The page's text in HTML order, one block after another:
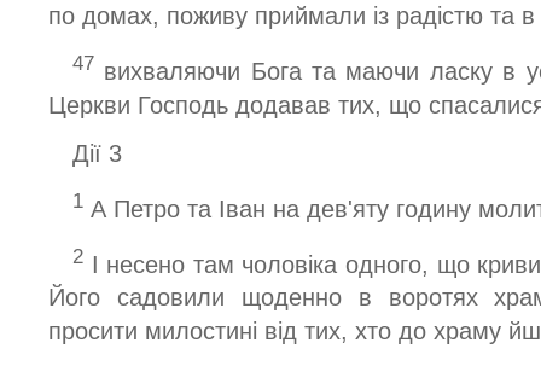
по домах, поживу приймали із радістю та в
47 вихваляючи Бога та маючи ласку в
Церкви Господь додавав тих, що
Дiї 3
1 А Петро та Іван на дев'яту годину
2 І несено там чоловіка одного, що
Його садовили щоденно в воротях
просити милостині від тих, хто до храму